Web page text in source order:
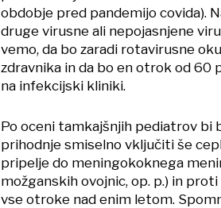
obdobje pred pandemijo covida).
druge virusne ali nepojasnjene
vemo, da bo zaradi rotavirusne
zdravnika in da bo en otrok od 60
na infekcijski kliniki.
Po oceni tamkajšnjih pediatrov bi
prihodnje smiselno vključiti še
pripelje do meningokoknega
možganskih ovojnic, op. p.) in
vse otroke nad enim letom.